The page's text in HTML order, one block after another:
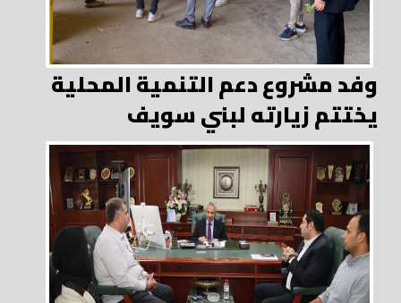
وفد مشروع دعم التنمية المحلية
يختتم زيارته لبني سويف